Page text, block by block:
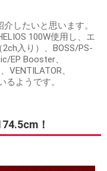
したいと思います。
100W使用し、エ
入り）、BOSS/PS-
EP Booster、
VENTILATOR、
ようです。
！